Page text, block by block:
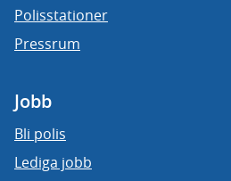
Polisstationer
Pressrum
Jobb
Bli polis
Lediga jobb